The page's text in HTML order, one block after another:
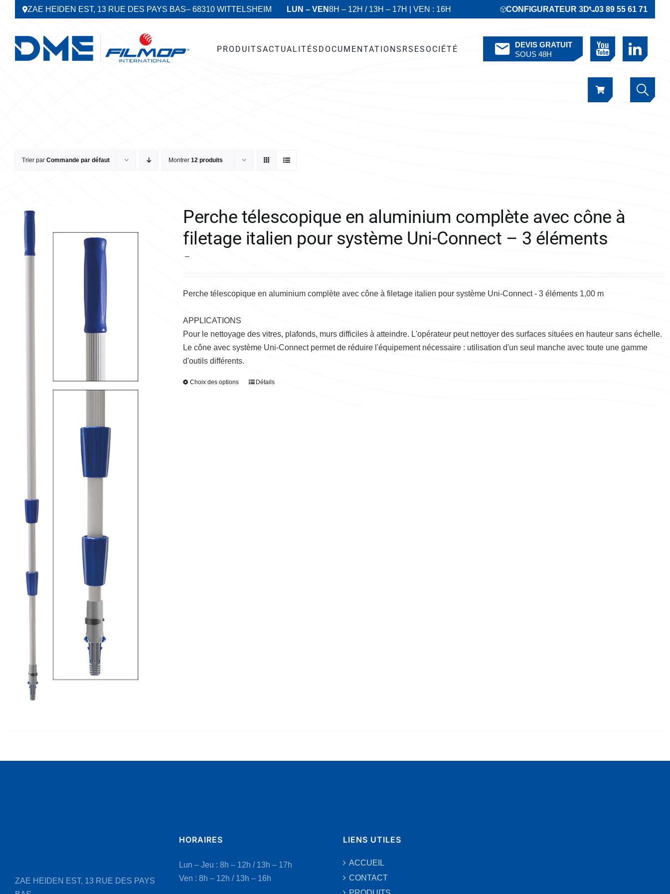
Passer ZAE HEIDEN EST, 13 RUE DES PAYS BAS– 68310 WITTELSHEIM LUN – VEN8H – 12H / 13H – 17H | VEN : 16H CONFIGURATEUR 3D 03 89 55 61 71
PRODUITSACTUALITÉS DOCUMENTATIONS RSESOCIÉTÉ
DEVIS GRATUIT
SOUS 48H
Trier par Commande par défaut Montrer 12 produits
Perche télescopique en aluminium complète avec cône à
filetage italien pour système Uni-Connect – 3 éléments
–
38,46 €
105,22 €
Perche télescopique en aluminium complète avec cône à filetage italien pour système Uni-Connect - 3 éléments 1,00 m
APPLICATIONS
Pour le nettoyage des vitres, plafonds, murs difficiles à atteindre. L'opérateur peut nettoyer des surfaces situées en hauteur sans échelle.
Le cône avec système Uni-Connect permet de réduire l'équipement nécessaire : utilisation d'un seul manche avec toute une gamme
d'outils différents.
Choix des options
CeDétails
ZAE HEIDEN EST, 13 RUE DES PAYS
HORAIRES
Lun – Jeu : 8h – 12h / 13h – 17h
Ven : 8h – 12h / 13h – 16h
LIENS UTILES
ACCUEIL
CONTACT